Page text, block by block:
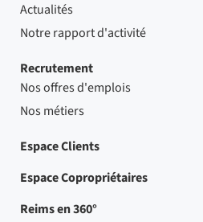
Actualités
Notre rapport d'activité
Recrutement
Nos offres d'emplois
Nos métiers
Espace Clients
Espace Copropriétaires
Reims en 360°